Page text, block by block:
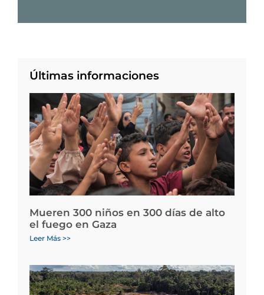
Últimas informaciones
Mueren 300 niños en 300 días de alto
el fuego en Gaza
Leer Más >>